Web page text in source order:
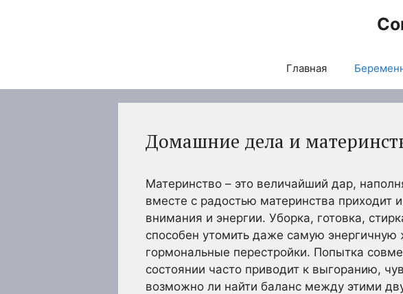
Главная
Домашние дела и
Материнство – это величайший дар,
вместе с радостью материнства приходит
внимания и энергии. Уборка, готовка,
способен утомить даже самую
гормональные перестройки. Попытка
состоянии часто приводит к выгоранию,
возможно ли найти баланс между этими